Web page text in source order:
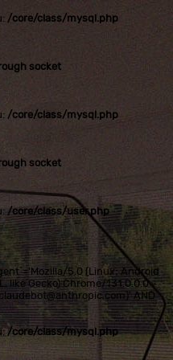
/core/class/mysql.php
socket
/core/class/mysql.php
socket
/core/class/user.php
5.0 (Linux; Android
like Gecko) Chrome/131.0.0.0
AND
/core/class/mysql.php